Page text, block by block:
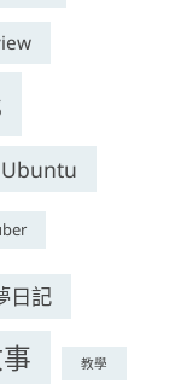
Ubuntu
日記
教學